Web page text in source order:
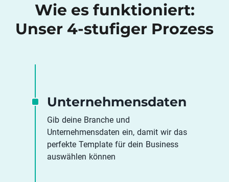
Wie es funktioniert:
Unser 4-stufiger Prozess
Unternehmensdaten
Gib deine Branche und
Unternehmensdaten ein, damit wir das
perfekte Template für dein Business
auswählen können